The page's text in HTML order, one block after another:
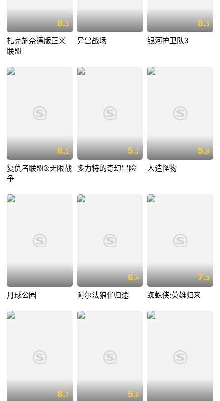
8.3
扎克施奈德版正义
联盟
异兽战场
8.3
银河护卫队3
8.1
复仇者联盟3:无限战
争
5.7
多力特的奇幻冒险
5.8
人造怪物
月球公园
6.4
阿尔法狼伴归途
7.3
蜘蛛侠:英雄归来
8.7 5.8